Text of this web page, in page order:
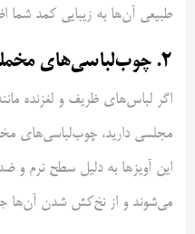
طبیعی آن‌ها به زیبایی کمد شما
2. چوب‌لباسی‌های مخملی
اگر لباس‌های ظریف و لغزنده
مجلسی دارید، چوب‌لباسی‌های
این آویزها به دلیل سطح نرم و
می‌شوند و از نخ‌کش شدن آن‌ها